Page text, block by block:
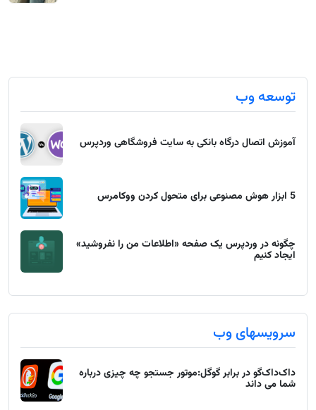
توسعه وب
آموزش اتصال درگاه بانکی به سایت فروشگاهی وردپرس
5 ابزار هوش مصنوعی برای متحول کردن ووکامرس
چگونه در وردپرس یک صفحه «اطلاعات من را نفروشید»
ایجاد کنیم
سرویسهای وب
داک‌داک‌گو در برابر گوگل:موتور جستجو چه چیزی درباره
شما می داند